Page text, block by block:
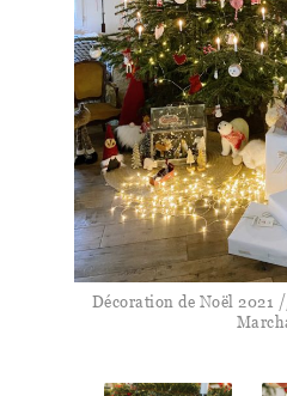
Décoration de Noël 2021